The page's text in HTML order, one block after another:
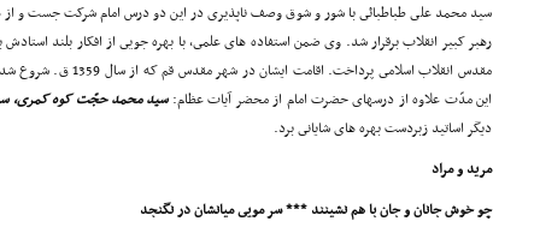
سید محمد على طباطبائى با شور و شوق وصف ناپذیرى در این دو درس امام شرکت جست و از
رهبر کبیر انقلاب برقرار شد. وى ضمن استفاده هاى علمى، با بهره جویى از افکار بلند
مقدس انقلاب اسلامى
این مدّت علاوه از درسهاى حضرت امام از محضر آیات عظام: سید محمد حجّت کوه کمرى،
دیگر اساتید زبردست بهره هاى شایانى برد.
مرید و مراد
چو خوش جانان و جان با هم نشینند *** سر مویى میانشان در نگنجد